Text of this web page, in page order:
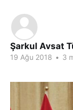
Şarkul Avsat
19 Ağu 2018 • 3